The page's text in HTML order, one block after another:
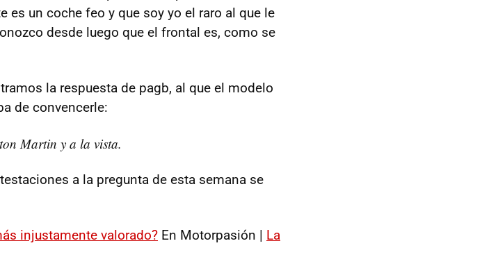
es un coche feo y que soy yo el raro al que le
desde luego que el frontal es, como se
la respuesta de pagb, al que el modelo
de convencerle:
Martin y a la vista.
a la pregunta de esta semana se
injustamente valorado? En Motorpasión | La